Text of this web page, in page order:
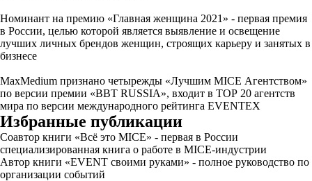
Номинант на премию «Главная женщина 2021» - первая премия
в России, целью которой является выявление и освещение
лучших личных брендов женщин, строящих карьеру и занятых в
бизнесе
MaxMedium признано четырежды «Лучшим MICE Агентством»
по версии премии «BBT RUSSIA», входит в ТОР 20 агентств
мира по версии международного рейтинга EVENTEX
Избранные публикации
Соавтор книги «Всё это MICE» - первая в России
специализированная книга о работе в MICE-индустрии
Автор книги «EVENT своими руками» - полное руководство по
организации событий